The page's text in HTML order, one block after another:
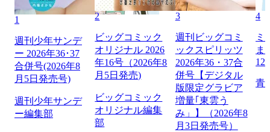
1
週刊少年サンデ
ー 2026年36･37
合併号(2026年8
月5日発売号)
週刊少年サンデ
ー編集部
2
ビッグコミック
オリジナル 2026
年16号（2026年8
月5日発売)
ビッグコミック
オリジナル編集
部
3
週刊ビッグコミ
ックスピリッツ
2026年36・37合
併号【デジタル
版限定グラビア
増量｢東雲う
み」】（2026年8
月3日発売号）
4
ミ
ま
129
青